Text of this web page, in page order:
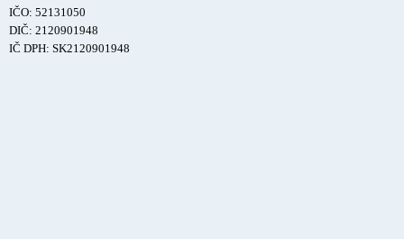
IČO: 52131050
DIČ: 2120901948
IČ DPH: SK2120901948